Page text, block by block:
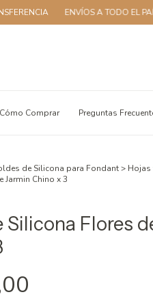
ENVÍOS A TODO EL PAÍS 3
Cómo Comprar Preguntas
de Silicona para Fondant > Hojas
Jarmin Chino x 3
Silicona Flores